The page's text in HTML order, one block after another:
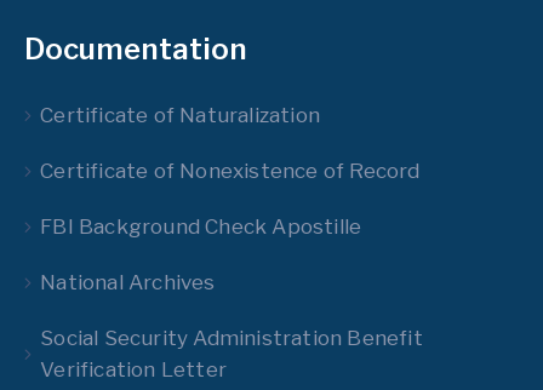
Documentation
Certificate of Naturalization
Certificate of Nonexistence of Record
FBI Background Check Apostille
National Archives
Social Security Administration Benefit
Verification Letter